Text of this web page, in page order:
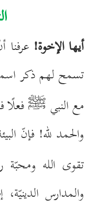
أيها الإخوة!
تسمح لهم ذكر
مع النبي ﷺ فعلًا
والحمد لله! فإنّ
تقوى الله ومحبّة
والمدارس